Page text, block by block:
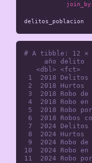
join_by
delitos_poblacion
# A tibble: 12 ×
año delito
<dbl> <fct>
1  2018 Delitos
2  2018
3  2018 Robo
4  2018 Robo
5  2018 Robo
6  2018 Robos
7  2024 Delitos
8  2024
9  2024 Robo
10  2024 Robo
11  2024 Robo